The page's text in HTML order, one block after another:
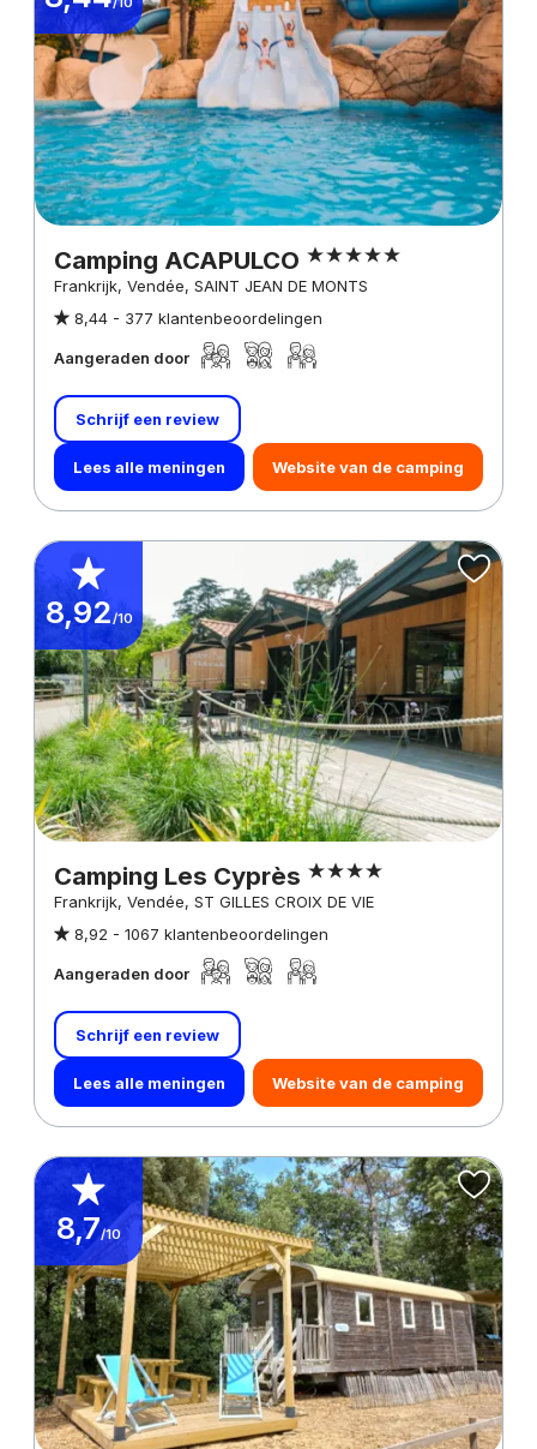
Camping ACAPULCO
Frankrijk, Vendée, SAINT JEAN DE MONTS
8,44 - 377 klantenbeoordelingen
Aangeraden door
Schrijf een review
Lees alle meningen Website van de camping
8,92/10
Camping Les Cyprès
Frankrijk, Vendée, ST GILLES CROIX DE VIE
8,92 - 1067 klantenbeoordelingen
Aangeraden door
Schrijf een review
Lees alle meningen Website van de camping
8,7/10